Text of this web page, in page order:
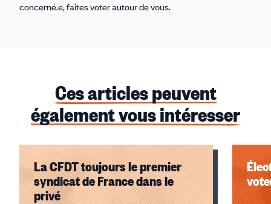
concerné.e, faites voter autour de vous.
Ces articles peuvent
également vous intéresser
La CFDT toujours le premier
syndicat de France dans le
privé